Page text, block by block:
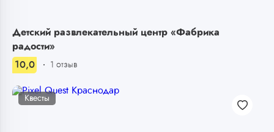
Детский развлекательный центр «Фабрика
радости»
10,0
1 отзыв
Квесты